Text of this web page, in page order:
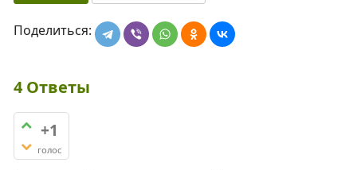
Поделиться:
4Ответы
+1
голос